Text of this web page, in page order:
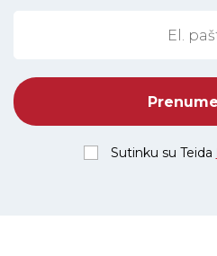
Sutinku su Teida